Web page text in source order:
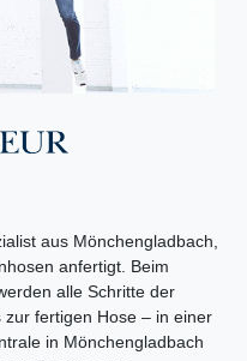
aus Mönchengladbach,
anfertigt. Beim
alle Schritte der
fertigen Hose – in einer
in Mönchengladbach